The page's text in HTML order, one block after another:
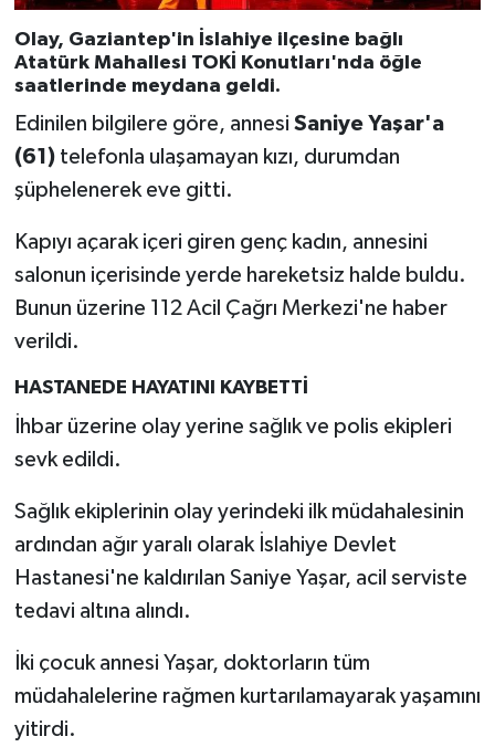
Olay, Gaziantep'in İslahiye ilçesine bağlı
Atatürk Mahallesi TOKİ Konutları'nda öğle
saatlerinde meydana geldi.
Edinilen bilgilere göre, annesi Saniye Yaşar'a
(61)telefonla ulaşamayan kızı, durumdan
şüphelenerek eve gitti.
Kapıyı açarak içeri giren genç kadın, annesini
salonun içerisinde yerde hareketsiz halde buldu.
Bunun üzerine 112 Acil Çağrı Merkezi'ne haber
verildi.
HASTANEDE HAYATINI KAYBETTİ
İhbar üzerine olay yerine sağlık ve polis ekipleri
sevk edildi.
Sağlık ekiplerinin olay yerindeki ilk müdahalesinin
ardından ağır yaralı olarak İslahiye Devlet
Hastanesi'ne kaldırılan Saniye Yaşar, acil serviste
tedavi altına alındı.
İki çocuk annesi Yaşar, doktorların tüm
müdahalelerine rağmen kurtarılamayarak yaşamını
yitirdi.